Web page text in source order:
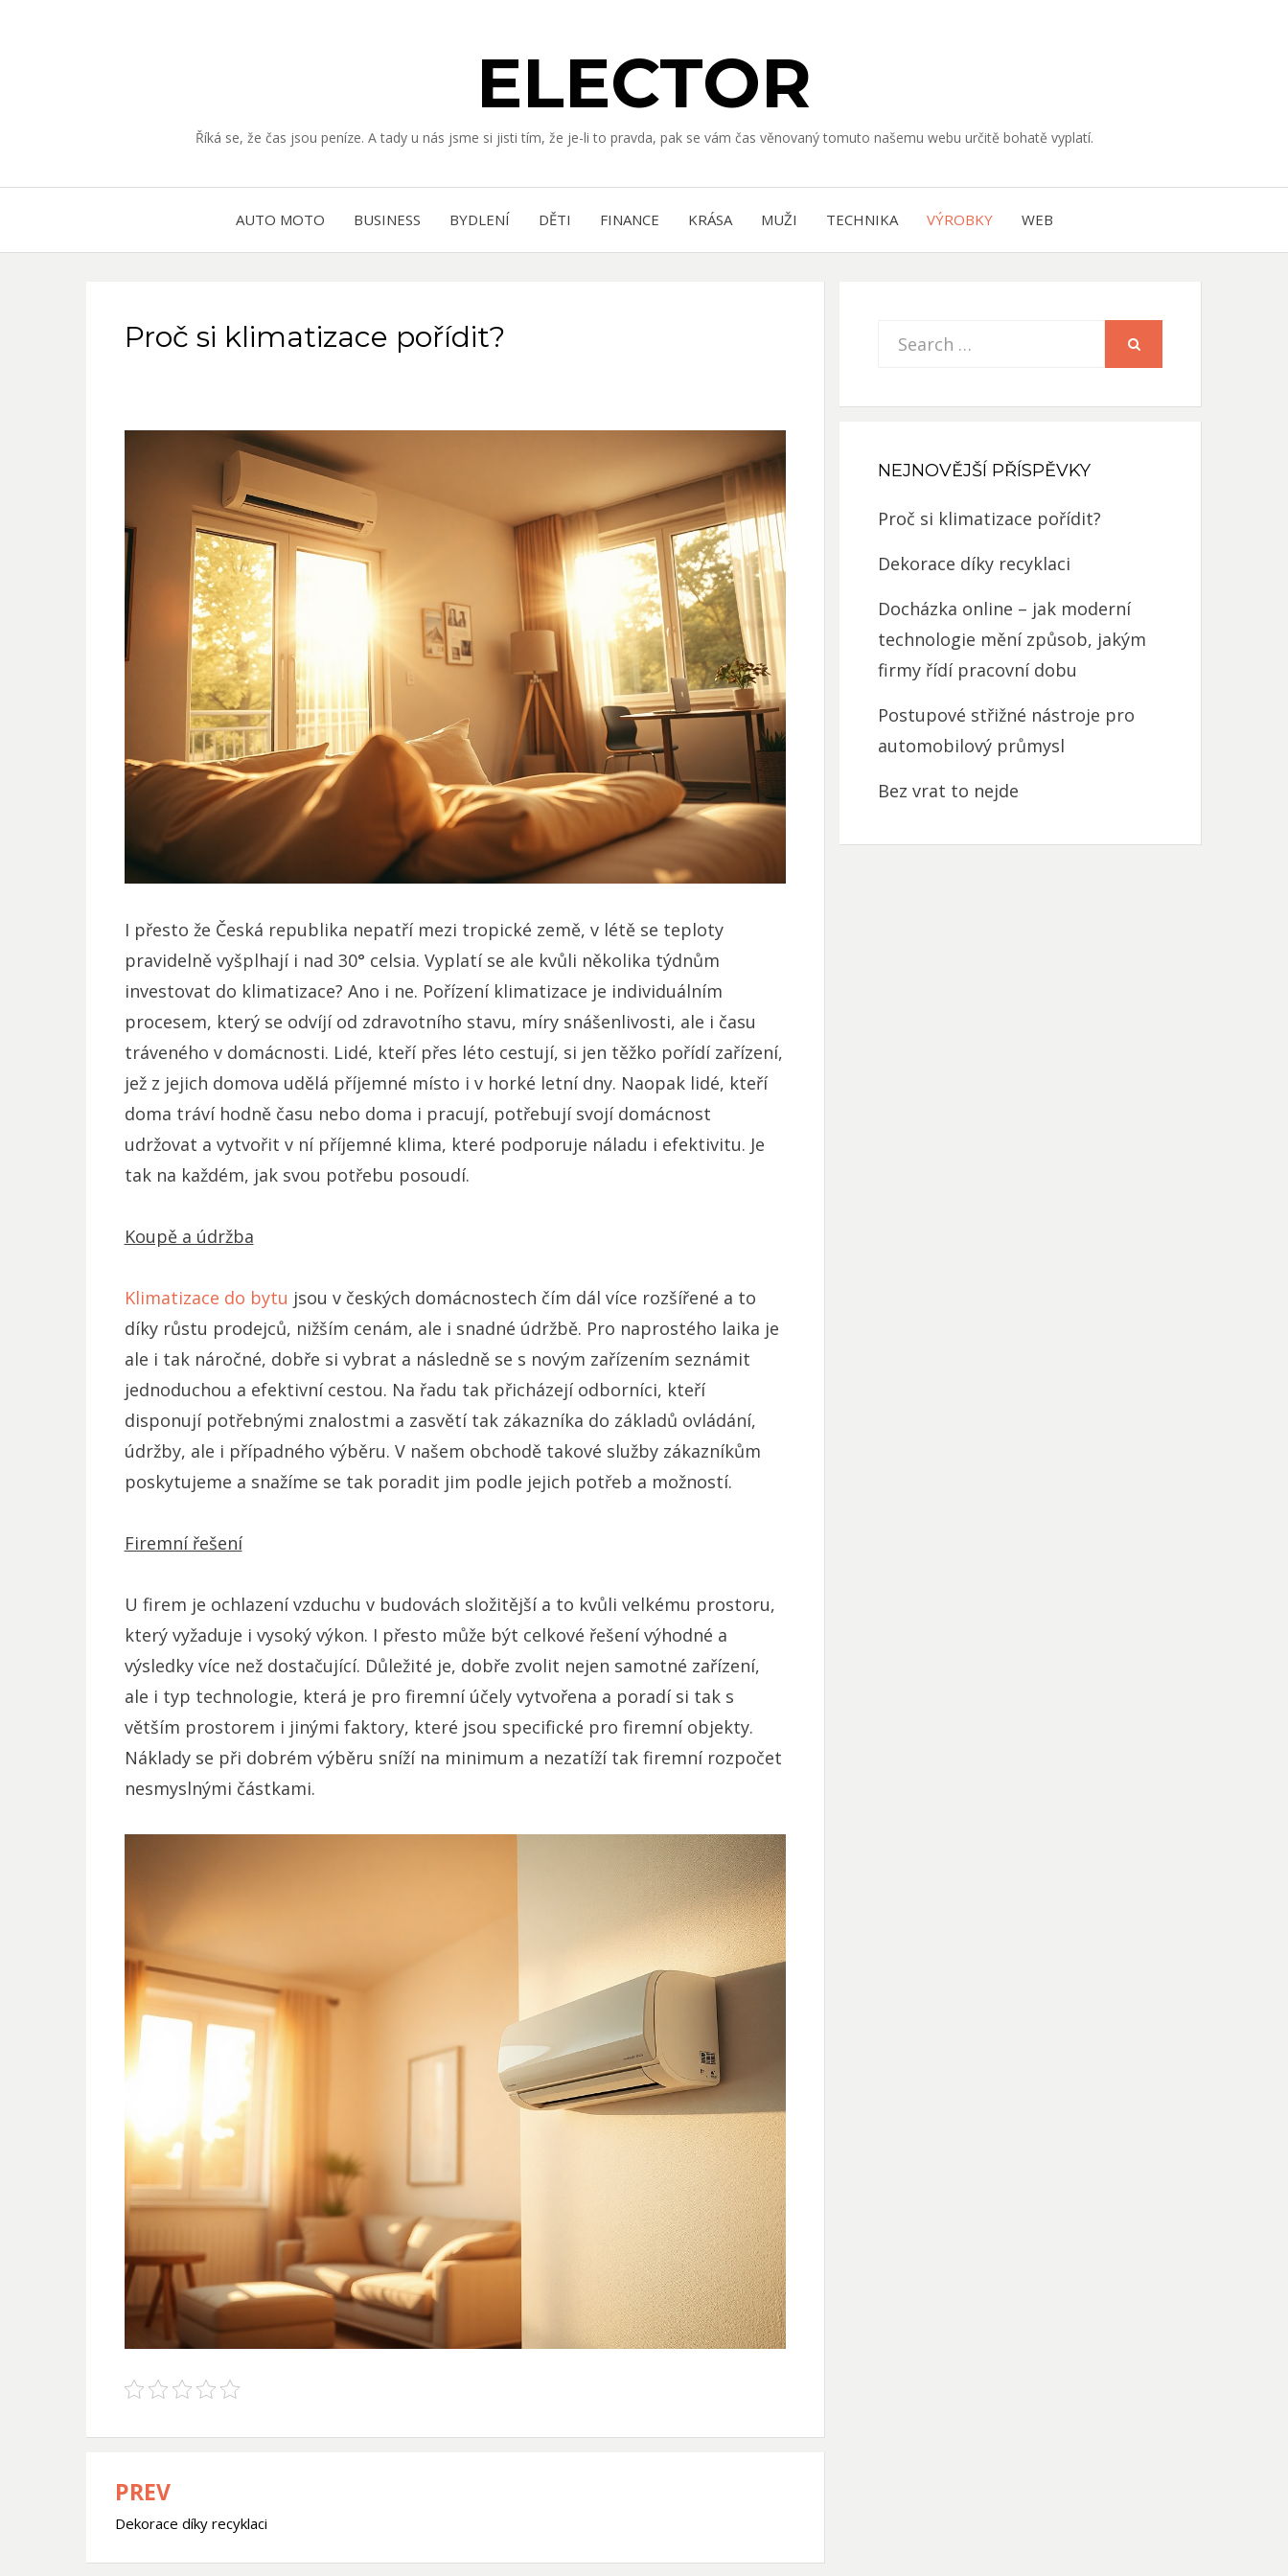
ELECTOR
Říká se, že čas jsou peníze. A tady u nás jsme si jisti tím, že je-li to pravda, pak se vám čas věnovaný tomuto našemu webu určitě bohatě vyplatí.
AUTO MOTO BUSINESS BYDLENÍ DĚTI FINANCE KRÁSA MUŽI TECHNIKA VÝROBKY WEB
Proč si klimatizace pořídit?
I přesto že Česká republika nepatří mezi tropické země, v létě se teploty
pravidelně vyšplhají i nad 30° celsia. Vyplatí se ale kvůli několika týdnům
investovat do klimatizace? Ano i ne. Pořízení klimatizace je individuálním
procesem, který se odvíjí od zdravotního stavu, míry snášenlivosti, ale i času
tráveného v domácnosti. Lidé, kteří přes léto cestují, si jen těžko pořídí zařízení,
jež z jejich domova udělá příjemné místo i v horké letní dny. Naopak lidé, kteří
doma tráví hodně času nebo doma i pracují, potřebují svojí domácnost
udržovat a vytvořit v ní příjemné klima, které podporuje náladu i efektivitu. Je
tak na každém, jak svou potřebu posoudí.
Koupě a údržba
Klimatizace do bytu jsou v českých domácnostech čím dál více rozšířené a to
díky růstu prodejců, nižším cenám, ale i snadné údržbě. Pro naprostého laika je
ale i tak náročné, dobře si vybrat a následně se s novým zařízením seznámit
jednoduchou a efektivní cestou. Na řadu tak přicházejí odborníci, kteří
disponují potřebnými znalostmi a zasvětí tak zákazníka do základů ovládání,
údržby, ale i případného výběru. V našem obchodě takové služby zákazníkům
poskytujeme a snažíme se tak poradit jim podle jejich potřeb a možností.
Firemní řešení
U firem je ochlazení vzduchu v budovách složitější a to kvůli velkému prostoru,
který vyžaduje i vysoký výkon. I přesto může být celkové řešení výhodné a
výsledky více než dostačující. Důležité je, dobře zvolit nejen samotné zařízení,
ale i typ technologie, která je pro firemní účely vytvořena a poradí si tak s
větším prostorem i jinými faktory, které jsou specifické pro firemní objekty.
Náklady se při dobrém výběru sníží na minimum a nezatíží tak firemní rozpočet
nesmyslnými částkami.
Navigace
pro
příspěvek
PREV
Dekorace díky recyklaci
Search
NEJNOVĚJŠÍ PŘÍSPĚVKY
Proč si klimatizace pořídit?
Dekorace díky recyklaci
Docházka online – jak moderní
technologie mění způsob, jakým
firmy řídí pracovní dobu
Postupové střižné nástroje pro
automobilový průmysl
Bez vrat to nejde